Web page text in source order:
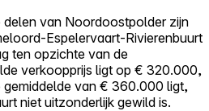
delen van Noordoostpolder zijn
Espelervaart-Rivierenbuurt
ten opzichte van de
verkoopprijs ligt op € 320.000,
van € 360.000 ligt,
niet uitzonderlijk gewild is.